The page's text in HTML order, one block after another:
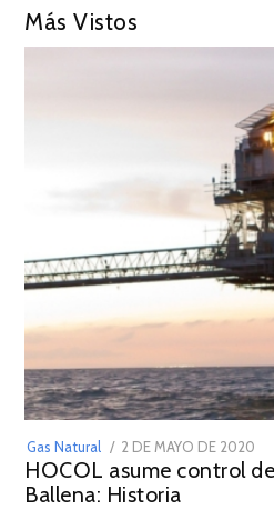
Más Vistos
Gas Natural
POSTED
ON
2 DE MAYO DE 2020
DE
HOCOL asume control
Ballena: Historia